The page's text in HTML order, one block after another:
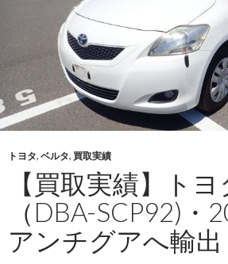
イ
エ
ー
ス
ト
ラ
ク
（ABF-
S412U）・
2012
年
トヨタ, ベルタ, 買取実績
【買取実績】ト
（DBA-SCP92)・
アンチグアへ輸